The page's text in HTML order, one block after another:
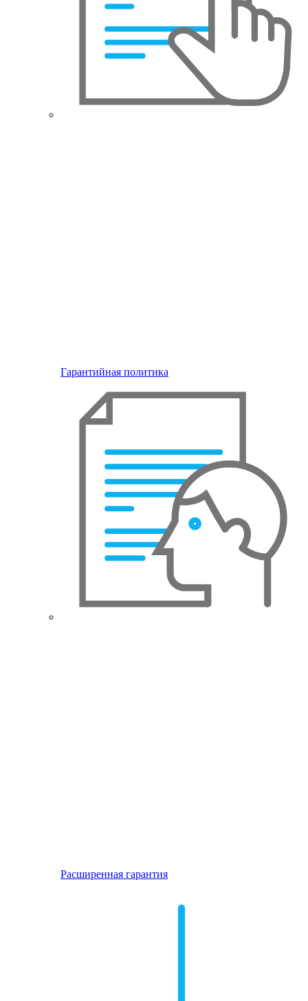
Гарантийная политика
Расширенная гарантия